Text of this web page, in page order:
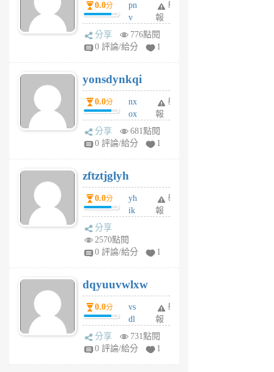
月
前
0.0分
pn
v
wt
sv
6
個
月
前
舉
報
分享
776點閱
0 評論/給分
1
yonsdynkqi
0.0分
nx
ox
rh
pe
月
前
舉
報
分享
681點閱
0 評論/給分
1
zftztjglyh
0.0分
yh
ik
tu
6
個
月
前
舉
報
分享
2570點閱
0 評論/給分
1
dqyuuvwlxw
0.0分
vs
dl
sq
fy
舉
報
分享
731點閱
0 評論/給分
1